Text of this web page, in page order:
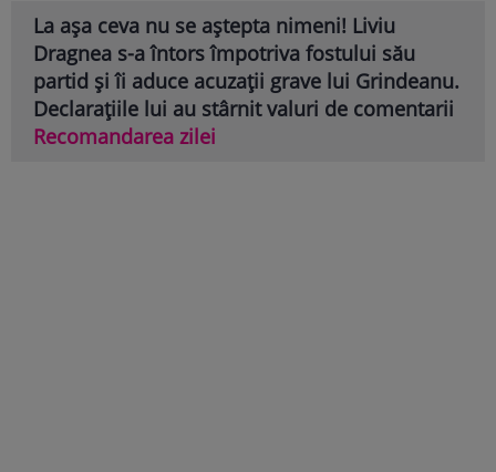
La așa ceva nu se aștepta nimeni! Liviu
Dragnea s-a întors împotriva fostului său
partid și îi aduce acuzații grave lui Grindeanu.
Declarațiile lui au stârnit valuri de comentarii
Recomandarea zilei